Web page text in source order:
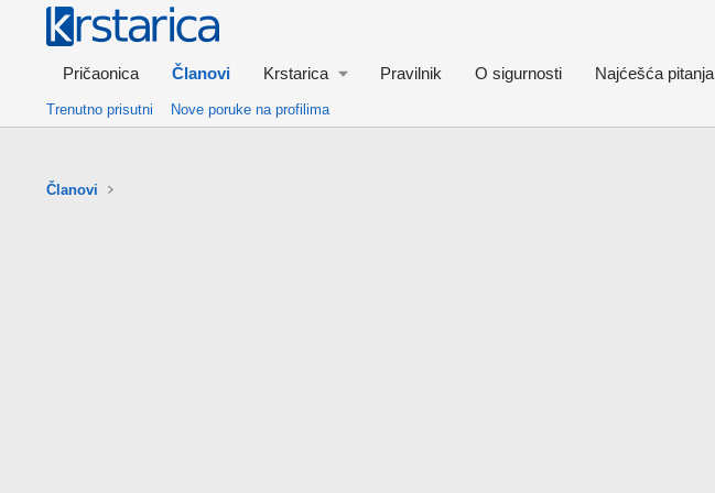
Pričaonica Članovi Krstarica Pravilnik O sigurnosti Najćešća pitanja
Trenutno prisutni Nove poruke na profilima
Članovi